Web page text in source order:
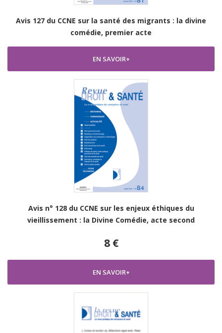
Avis 127 du CCNE sur la santé des migrants : la divine
comédie, premier acte
EN SAVOIR+
Avis n° 128 du CCNE sur les enjeux éthiques du
vieillissement : la Divine Comédie, acte second
8 €
EN SAVOIR+